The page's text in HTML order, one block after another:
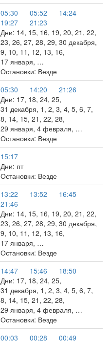
05:30 05:52
14:24
19:27
21:23
Дни: 14, 15, 16, 19, 20, 21, 22,
23, 26, 27, 28, 29, 30 декабря,
9, 10, 11, 12, 13, 16,
17 января, …
Остановки: Везде
05:30
14:20
21:26
Дни: 17, 18, 24, 25,
31 декабря, 1, 2, 3, 4, 5, 6, 7,
8, 14, 15, 21, 22, 28,
29 января, 4 февраля, …
Остановки: Везде
15:17
Дни: пт
Остановки: Везде
13:22 13:52
16:45
21:46
Дни: 14, 15, 16, 19, 20, 21, 22,
23, 26, 27, 28, 29, 30 декабря,
9, 10, 11, 12, 13, 16,
17 января, …
Остановки: Везде
14:47
15:46
18:50
Дни: 17, 18, 24, 25,
31 декабря, 1, 2, 3, 4, 5, 6, 7,
8, 14, 15, 21, 22, 28,
29 января, 4 февраля, …
Остановки: Везде
00:03 00:28 00:49